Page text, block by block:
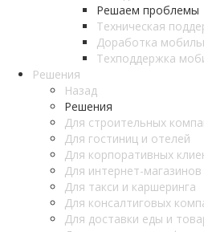
Решаем проблемы
Техническая
Доработка
Техподдержка
Решения
Назад
Решения
Для строительных
Для гостиниц и отелей
Для корпоративных
Для интернет-магазинов
Для такси и каршеринга
Для консалтиговых
Для доставки еды и